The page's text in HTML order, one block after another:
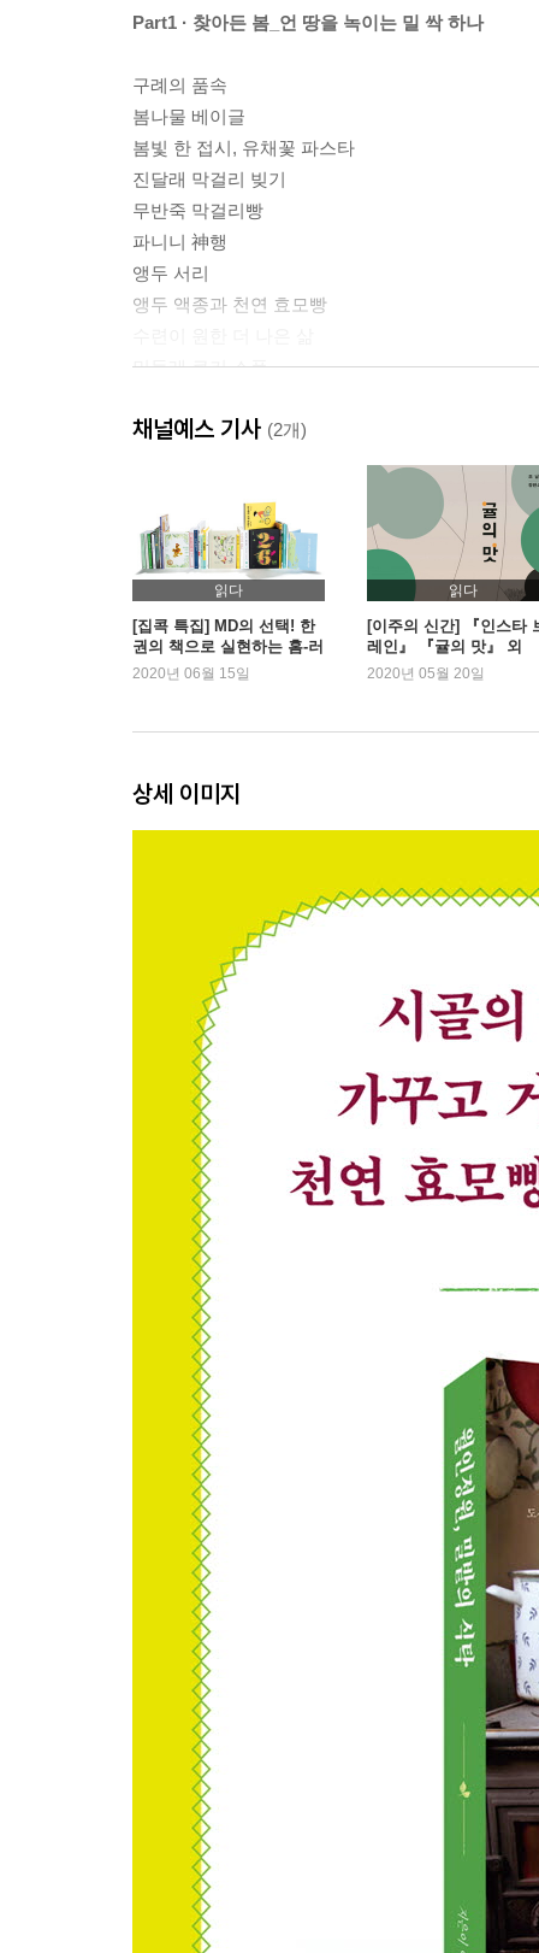
Part1 · 찾아든 봄_언 땅을 녹이는 밀 싹 하나
구례의 품속
봄나물 베이글
봄빛 한 접시, 유채꽃 파스타
진달래 막걸리 빚기
무반죽 막걸리빵
파니니 神행
앵두 서리
앵두 액종과 천연 효모빵
민들레 쿠키 소풍
봄날의 식빵, 고양이
Part2 · 여름의 꿈_황금빛 들, 햇밀의 계절
빵이 되어, 나눠지는 밀의 이야기
월인정원의 허브들
해바라기의 생애
바삭와삭 햇감자 천연 효모 와플
수수한 호박꽃 한 송이 케이크
부추꽃을 올린 들깨 치아바타
거대한 하나, 어느 사슴 가족 이야기
햇밀의 이름들, 농가밀빵 식탁
Part3 · 가을의 뜻_햇밀빵을 나누는 시간
오미동 마을회관 월인정원
살구나무 아래 화덕 이야기
밀 농부의 빵
가을 가지로 만든 타르트
아는 숲, 햇통밤빵
감나무의 보은
아기 들고양이 입맞춤
온기를 더하는 비프스튜와 호밀빵
가을 맛 샌드위치
화덕 바게트, 치아바타, 프레즐
전기 없이도 빵 굽기
별의 사랑 그리고 아이들
겨울이 온다, 빵 동아리 졸업 소풍
10분 사과파이와 빵푸딩
비건 고구마 케이크
구례에서 화개, 그리고 다시 구례로
Part4 · 겨울이 온다_밀씨를 움 틔우는 들
다시, 밀밭에서 꾸는 꿈
겨울 마을, 코티지 쿠키
코티지치즈 만들기
얼음의 온기
나는 농가밀빵 작업자입니다
국내산 농가호밀 공급기
흑맥주 호밀 천연 효모빵
텃밭 당근 멥쌀 케이크
월인정원의 야생 효모빵
로즈 카렌듈라 크림과 항염 연고
채널예스 기사 (2개)
읽다
[집콕 특집] MD의 선택! 한
권의 책으로 실현하는 홈-러
닝의 꿈
2020년 06월 15일
읽다
[이주의 신간] 『인스타
레인』 『귤의 맛』 외
2020년 05월 20일
상세 이미지